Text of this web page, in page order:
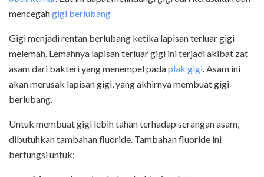
mencegahgigi berlubang
Gigi menjadi rentan berlubang ketika lapisan terluar gigi
melemah. Lemahnya lapisan terluar gigi ini terjadi akibat zat
asam dari bakteri yang menempel padaplak gigi. Asam ini
akan merusak lapisan gigi, yang akhirnya membuat gigi
berlubang.
Untuk membuat gigi lebih tahan terhadap serangan asam,
dibutuhkan tambahan fluoride. Tambahan fluoride ini
berfungsi untuk: